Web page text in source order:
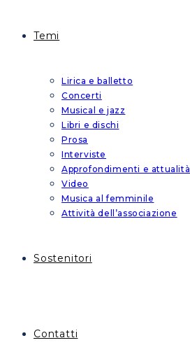
Temi
Lirica e balletto
Concerti
Musical e jazz
Libri e dischi
Prosa
Interviste
Approfondimenti e attualità
Video
Musica al femminile
Attività dell’associazione
Sostenitori
Contatti